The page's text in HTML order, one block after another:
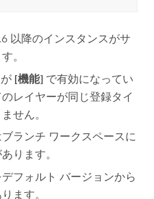
以降のインスタンスがサ
。
が [機能] で有効になってい
レイヤーが同じ登録タイ
せん。
ランチ ワークスペースに
ります。
フォルト バージョンから
ます。